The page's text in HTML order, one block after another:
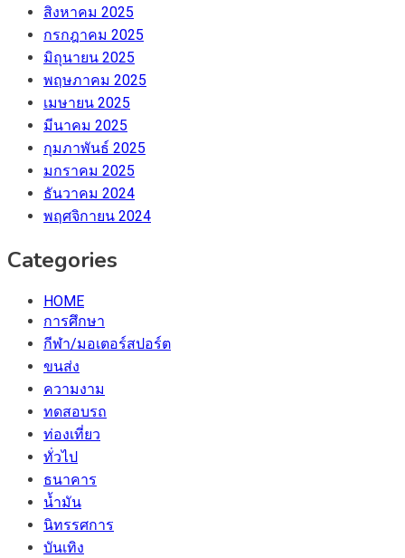
สิงหาคม 2025
กรกฎาคม 2025
มิถุนายน 2025
พฤษภาคม 2025
เมษายน 2025
มีนาคม 2025
กุมภาพันธ์ 2025
มกราคม 2025
ธันวาคม 2024
พฤศจิกายน 2024
Categories
HOME
การศึกษา
กีฬา/มอเตอร์สปอร์ต
ขนส่ง
ความงาม
ทดสอบรถ
ท่องเที่ยว
ทั่วไป
ธนาคาร
น้ำมัน
นิทรรศการ
บันเทิง